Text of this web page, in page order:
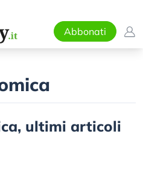
Abbonati
ultimi articoli